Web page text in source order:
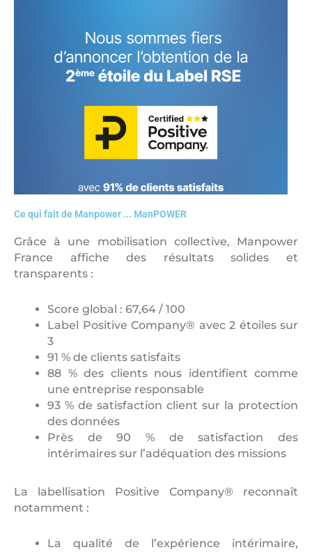
Ce qui fait de Manpower ... ManPOWER
Grâce à une mobilisation collective, Manpower
France affiche des résultats solides et
transparents :
Score global : 67,64 / 100
Label Positive Company® avec 2 étoiles sur
3
91 % de clients satisfaits
88 % des clients nous identifient comme
une entreprise responsable
93 % de satisfaction client sur la protection
des données
Près de 90 % de satisfaction des
intérimaires sur l’adéquation des missions
La labellisation Positive Company® reconnaît
notamment :
La qualité de l’expérience intérimaire,